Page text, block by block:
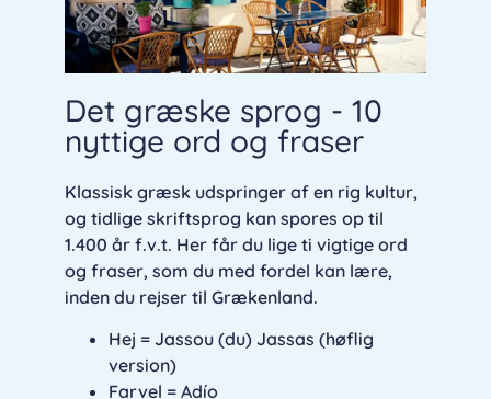
Det græske sprog - 10
nyttige ord og fraser
Klassisk græsk udspringer af en rig kultur,
og tidlige skriftsprog kan spores op til
1.400 år f.v.t. Her får du lige ti vigtige ord
og fraser, som du med fordel kan lære,
inden du rejser til Grækenland.
Hej = Jassou (du) Jassas (høflig
version)
Farvel = Adío